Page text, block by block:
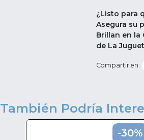
¿Listo para
Asegura su
Brillan en la
de La
Compartir en:
También Podría
-30%